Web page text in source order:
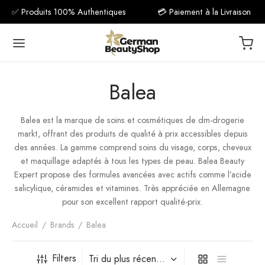
✅ Produits 100% Authentiques 💳 Paiement à la Livraison
Balea
Balea est la marque de soins et cosmétiques de dm-drogerie
markt, offrant des produits de qualité à prix accessibles depuis
des années. La gamme comprend soins du visage, corps, cheveux
et maquillage adaptés à tous les types de peau. Balea Beauty
Expert propose des formules avancées avec actifs comme l’acide
salicylique, céramides et vitamines. Très appréciée en Allemagne
pour son excellent rapport qualité-prix.
Accueil / Brands / Balea
Filters
Back
Back
de teint & Fixateur
CC Crème
Back
Paupières
& Khôl
Back
& Gel
Back
à lèvres
Back
à Ongles
Back
de Maquillage
Back
B
D
Back
BIO
Back
VISAGE
& Peeling
Back
BIO
Back
CAPILLAIRE
Capillaire
Back
CORPOREL
Back
& SOIN
Back
& Peeling
Back
Sec
Back
Pieds
Back
à Dent
des Dents
Back
de Maquillage